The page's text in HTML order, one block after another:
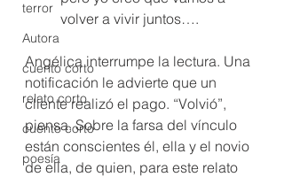
terror
Autora
cuento corto
relato corto
cuento corto
poesía
volver a vivir juntos….
Angélica interrumpe la lectura. Una
notificación le advierte que un
cliente realizó el pago. “Volvió”,
piensa. Sobre la farsa del vínculo
están conscientes él, ella y el novio
de ella, de quien, para este relato